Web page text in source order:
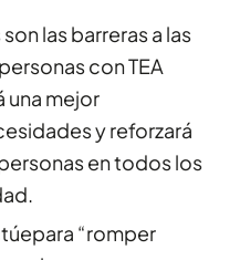
las barreras a las
con TEA
una mejor
y reforzará
en todos los
“romper